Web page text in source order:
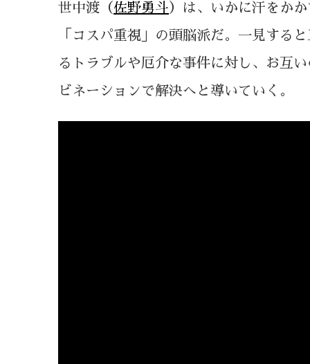
世中渡（佐野勇斗 ）は、いかに汗をか
「コスパ重視」の頭脳派だ。一見する
るトラブルや厄介な事件に対し、お互
ビネーションで解決へと導いていく。